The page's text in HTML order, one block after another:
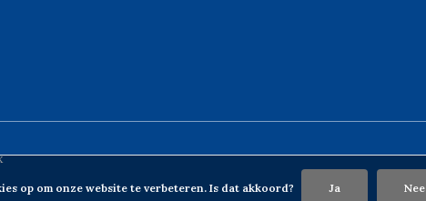
op om onze website te verbeteren. Is dat akkoord? Ja Nee